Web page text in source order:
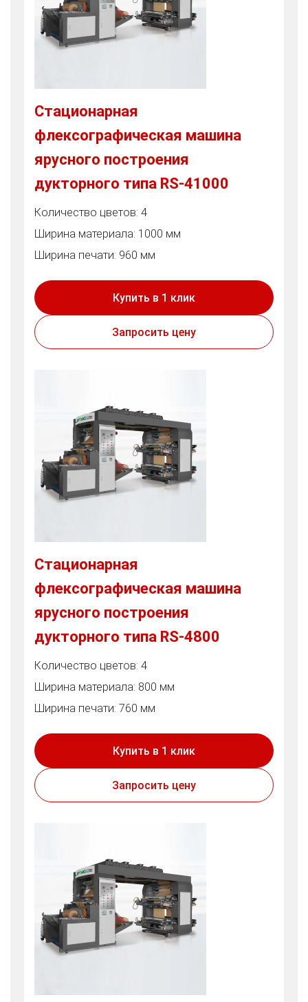
Стационарная
флексографическая машина
ярусного построения
дукторного типа RS-41000
Количество цветов: 4
Ширина материала: 1000 мм
Ширина печати: 960 мм
Купить в 1 клик
Запросить цену
Стационарная
флексографическая машина
ярусного построения
дукторного типа RS-4800
Количество цветов: 4
Ширина материала: 800 мм
Ширина печати: 760 мм
Купить в 1 клик
Запросить цену